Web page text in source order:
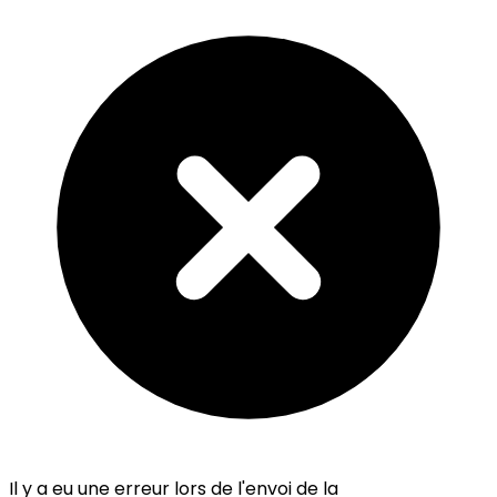
Il y a eu une erreur lors de l'envoi de la